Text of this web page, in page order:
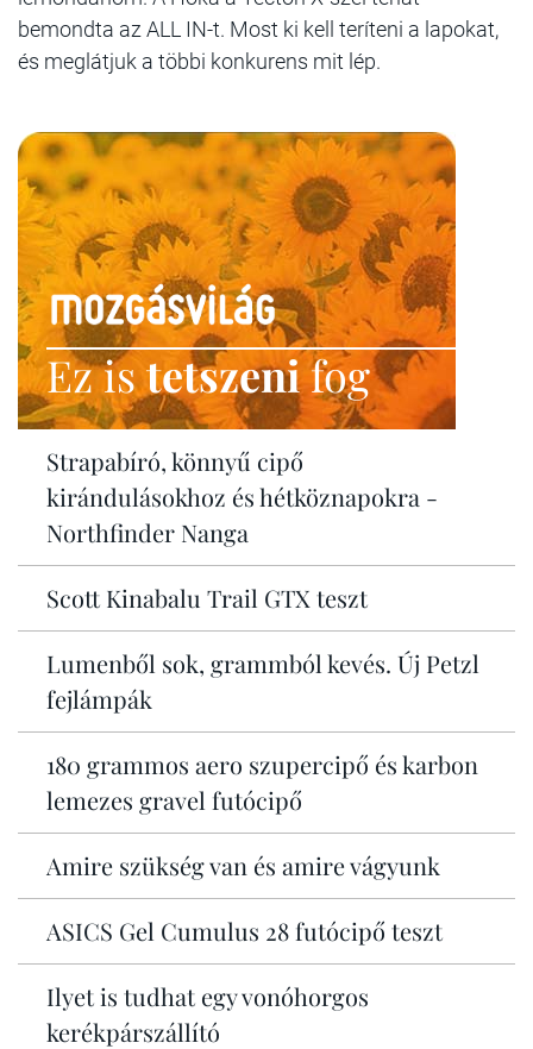
bemondta az ALL IN-t. Most ki kell teríteni a lapokat,
és meglátjuk a többi konkurens mit lép.
Ez istetszenifog
Strapabíró, könnyű cipő
kirándulásokhoz és hétköznapokra -
Northfinder Nanga
Scott Kinabalu Trail GTX teszt
Lumenből sok, grammból kevés. Új Petzl
fejlámpák
180 grammos aero szupercipő és karbon
lemezes gravel futócipő
Amire szükség van és amire vágyunk
ASICS Gel Cumulus 28 futócipő teszt
Ilyet is tudhat egy vonóhorgos
kerékpárszállító